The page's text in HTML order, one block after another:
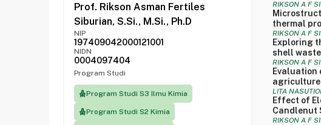
Prof. Rikson Asman Fertiles
Siburian, S.Si., M.Si., Ph.D
NIP
197409042000121001
NIDN
0004097404
Program Studi
Program Studi S3 Ilmu Kimia
Program Studi S2 Kimia
RIKSON A F
thermal
RIKSON A F
Exploring
shell waste
RIKSON A F
Evaluation
agriculture
LITA
Effect of
Candlenut
RIKSON A F